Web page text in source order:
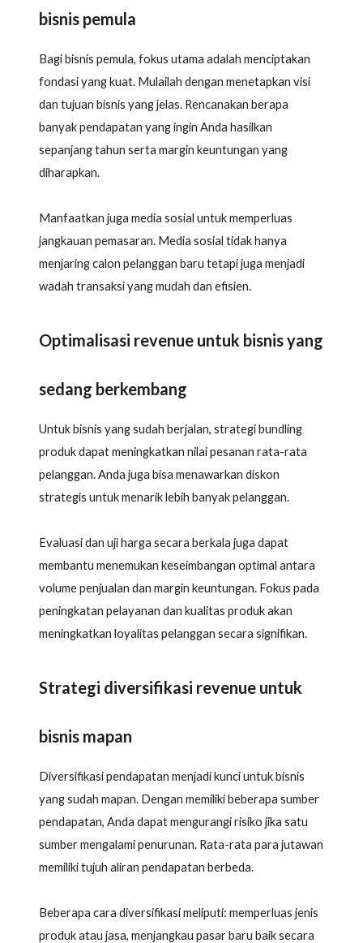
bisnis pemula
Bagi bisnis pemula, fokus utama adalah menciptakan
fondasi yang kuat. Mulailah dengan menetapkan visi
dan tujuan bisnis yang jelas. Rencanakan berapa
banyak pendapatan yang ingin Anda hasilkan
sepanjang tahun serta margin keuntungan yang
diharapkan.
Manfaatkan juga media sosial untuk memperluas
jangkauan pemasaran. Media sosial tidak hanya
menjaring calon pelanggan baru tetapi juga menjadi
wadah transaksi yang mudah dan efisien.
Optimalisasi revenue untuk bisnis yang
sedang berkembang
Untuk bisnis yang sudah berjalan, strategi bundling
produk dapat meningkatkan nilai pesanan rata-rata
pelanggan. Anda juga bisa menawarkan diskon
strategis untuk menarik lebih banyak pelanggan.
Evaluasi dan uji harga secara berkala juga dapat
membantu menemukan keseimbangan optimal antara
volume penjualan dan margin keuntungan. Fokus pada
peningkatan pelayanan dan kualitas produk akan
meningkatkan loyalitas pelanggan secara signifikan.
Strategi diversifikasi revenue untuk
bisnis mapan
Diversifikasi pendapatan menjadi kunci untuk bisnis
yang sudah mapan. Dengan memiliki beberapa sumber
pendapatan, Anda dapat mengurangi risiko jika satu
sumber mengalami penurunan. Rata-rata para jutawan
memiliki tujuh aliran pendapatan berbeda.
Beberapa cara diversifikasi meliputi: memperluas jenis
produk atau jasa, menjangkau pasar baru baik secara